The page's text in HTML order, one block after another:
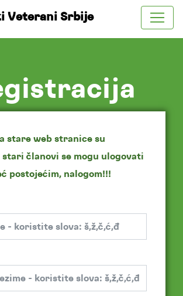
Veterani Srbije
stare web stranice su
stari članovi se mogu ulogovati
postojećim, nalogom!!!